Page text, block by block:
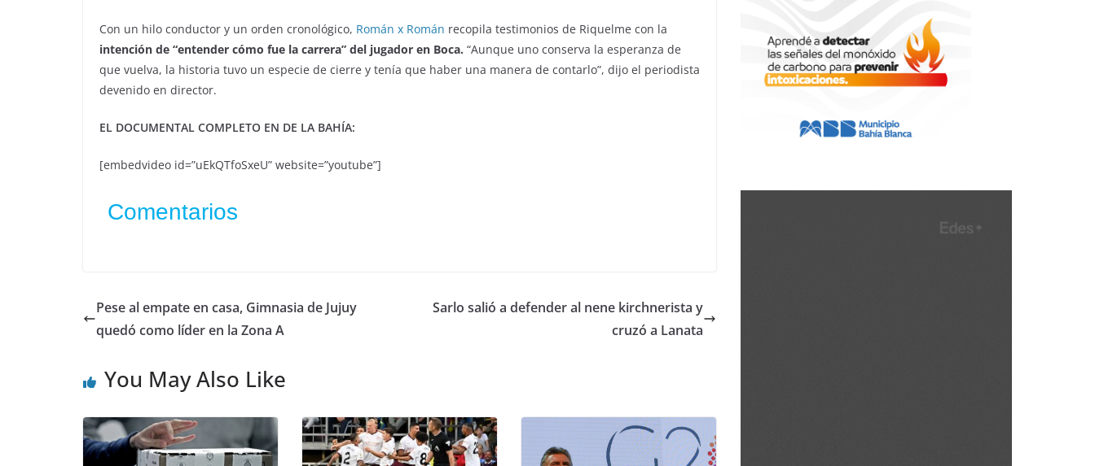
Con un hilo conductor y un orden cronológico, Román x Román recopila testimonios de Riquelme con la
intención de “entender cómo fue la carrera” del jugador en Boca. “Aunque uno conserva la esperanza de
que vuelva, la historia tuvo un especie de cierre y tenía que haber una manera de contarlo”, dijo el periodista
devenido en director.
EL DOCUMENTAL COMPLETO EN DE LA BAHÍA:
[embedvideo id=”uEkQTfoSxeU” website=”youtube”]
Comentarios
Pese al empate en casa, Gimnasia de Jujuy
quedó como líder en la Zona A
Sarlo salió a defender al nene kirchnerista y
cruzó a Lanata
You May Also Like